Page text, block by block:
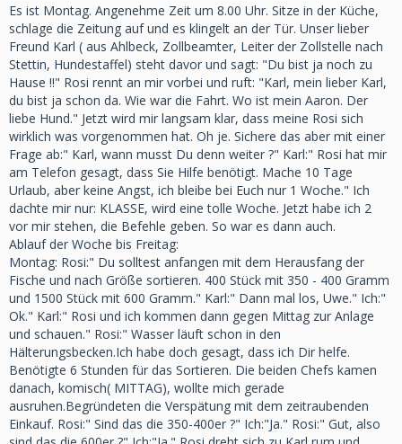
Es ist Montag. Angenehme Zeit um 8.00 Uhr. Sitze in der Küche,
schlage die Zeitung auf und es klingelt an der Tür. Unser lieber
Freund Karl ( aus Ahlbeck, Zollbeamter, Leiter der Zollstelle nach
Stettin, Hundestaffel) steht davor und sagt: "Du bist ja noch zu
Hause !!" Rosi rennt an mir vorbei und ruft: "Karl, mein lieber Karl,
du bist ja schon da. Wie war die Fahrt. Wo ist mein Aaron. Der
liebe Hund." Jetzt wird mir langsam klar, dass meine Rosi sich
wirklich was vorgenommen hat. Oh je. Sichere das aber mit einer
Frage ab:" Karl, wann musst Du denn weiter ?" Karl:" Rosi hat mir
am Telefon gesagt, dass Sie Hilfe benötigt. Mache 10 Tage
Urlaub, aber keine Angst, ich bleibe bei Euch nur 1 Woche." Ich
dachte mir nur: KLASSE, wird eine tolle Woche. Jetzt habe ich 2
vor mir stehen, die Befehle geben. So war es dann auch.
Ablauf der Woche bis Freitag:
Montag: Rosi:" Du solltest anfangen mit dem Herausfang der
Fische und nach Größe sortieren. 400 Stück mit 350 - 400 Gramm
und 1500 Stück mit 600 Gramm." Karl:" Dann mal los, Uwe." Ich:"
Ok." Karl:" Rosi und ich kommen dann gegen Mittag zur Anlage
und schauen." Rosi:" Wasser läuft schon in den
Hälterungsbecken.Ich habe doch gesagt, dass ich Dir helfe.
Benötigte 6 Stunden für das Sortieren. Die beiden Chefs kamen
danach, komisch( MITTAG), wollte mich gerade
ausruhen.Begründeten die Verspätung mit dem zeitraubenden
Einkauf. Rosi:" Sind das die 350-400er ?" Ich:"Ja." Rosi:" Gut, also